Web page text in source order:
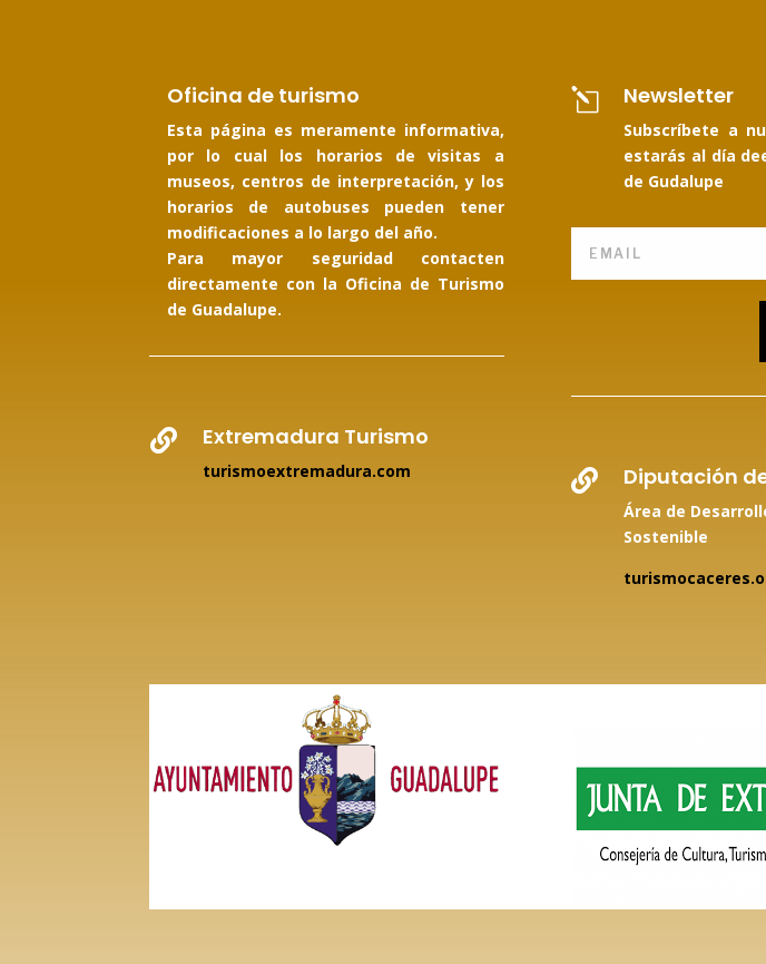
Oficina de turismo
Esta página es meramente informativa,
por lo cual los horarios de visitas a
museos, centros de interpretación, y los
horarios de autobuses pueden tener
modificaciones a lo largo del año.
Para mayor seguridad contacten
directamente con la Oficina de Turismo
de Guadalupe.
 Extremadura Turismo
turismoextremadura.com
l Newsletter
Subscríbete a
estarás al día
de Gudalupe
 Diputación
Área de
Sostenible